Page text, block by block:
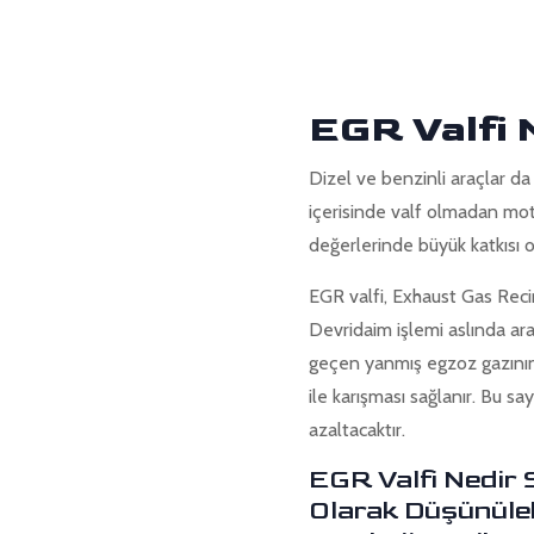
EGR Valfi
Dizel ve benzinli araçlar
içerisinde valf olmadan
değerlerinde büyük katkısı
EGR valfi, Exhaust Gas
Devridaim işlemi aslında
geçen yanmış egzoz
ile karışması sağlanır. Bu
azaltacaktır.
EGR Valfi Nedir
Olarak